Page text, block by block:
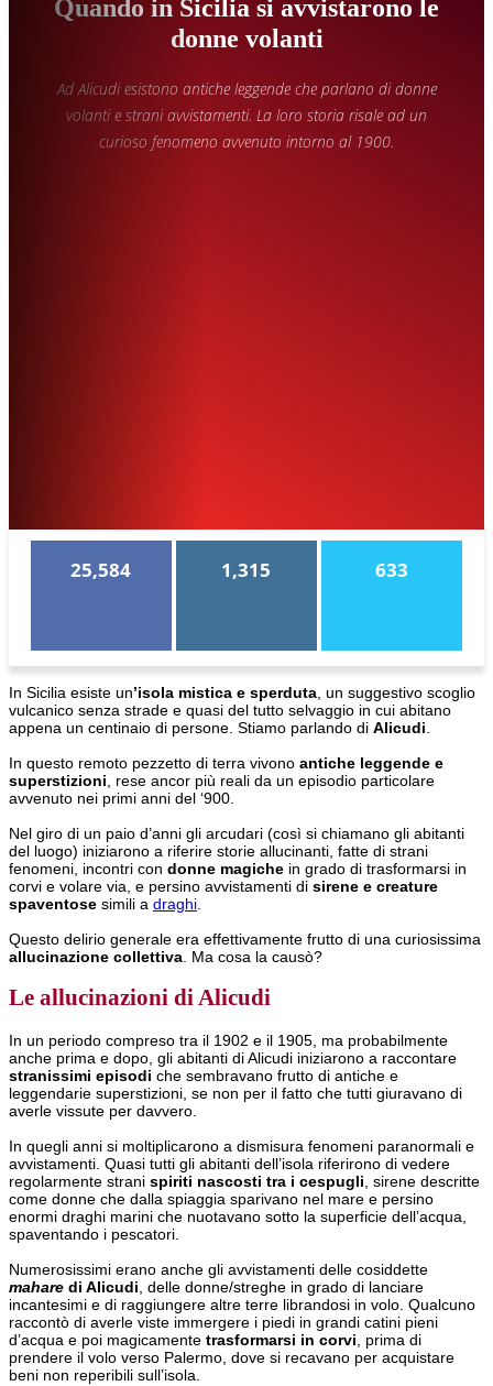
Quando in Sicilia si avvistarono le
donne volanti
Ad Alicudi esistono antiche leggende che parlano di donne
volanti e strani avvistamenti. La loro storia risale ad un
curioso fenomeno avvenuto intorno al 1900.
25,584 1,315 633
In Sicilia esiste un’isola mistica e sperduta , un suggestivo scoglio
vulcanico senza strade e quasi del tutto selvaggio in cui abitano
appena un centinaio di persone. Stiamo parlando di Alicudi
In questo remoto pezzetto di terra vivono antiche leggende e
superstizioni , rese ancor più reali da un episodio particolare
avvenuto nei primi anni del ‘900.
Nel giro di un paio d’anni gli arcudari (così si chiamano gli abitanti
del luogo) iniziarono a riferire storie allucinanti, fatte di strani
fenomeni, incontri con donne magiche in grado di trasformarsi in
corvi e volare via, e persino avvistamenti di sirene e creature
spaventose simili a draghi
Questo delirio generale era effettivamente frutto di una curiosissima
allucinazione collettiva . Ma cosa la causò?
Le allucinazioni di Alicudi
In un periodo compreso tra il 1902 e il 1905, ma probabilmente
anche prima e dopo, gli abitanti di Alicudi iniziarono a raccontare
stranissimi episodi che sembravano frutto di antiche e
leggendarie superstizioni, se non per il fatto che tutti giuravano di
averle vissute per davvero.
In quegli anni si moltiplicarono a dismisura fenomeni paranormali e
avvistamenti. Quasi tutti gli abitanti dell’isola riferirono di vedere
regolarmente strani spiriti nascosti tra i cespugli , sirene descritte
come donne che dalla spiaggia sparivano nel mare e persino
enormi draghi marini che nuotavano sotto la superficie dell’acqua,
spaventando i pescatori.
Numerosissimi erano anche gli avvistamenti delle cosiddette
mahare di Alicudi , delle donne/streghe in grado di lanciare
incantesimi e di raggiungere altre terre librandosi in volo. Qualcuno
raccontò di averle viste immergere i piedi in grandi catini pieni
d’acqua e poi magicamente trasformarsi in corvi , prima di
prendere il volo verso Palermo, dove si recavano per acquistare
beni non reperibili sull’isola.